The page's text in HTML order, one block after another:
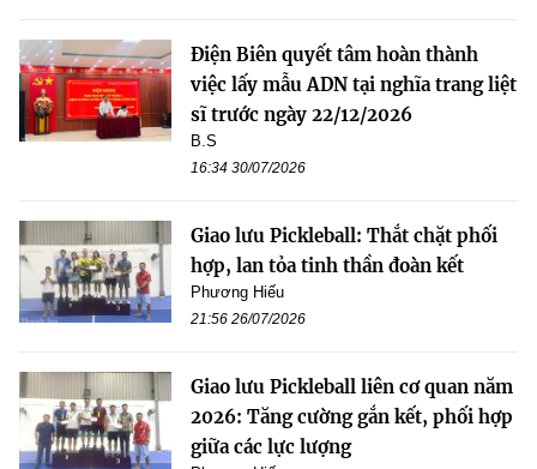
Điện Biên quyết tâm hoàn thành
việc lấy mẫu ADN tại nghĩa trang liệt
sĩ trước ngày 22/12/2026
B.S
16:34 30/07/2026
Giao lưu Pickleball: Thắt chặt phối
hợp, lan tỏa tinh thần đoàn kết
Phương Hiếu
21:56 26/07/2026
Giao lưu Pickleball liên cơ quan năm
2026: Tăng cường gắn kết, phối hợp
giữa các lực lượng